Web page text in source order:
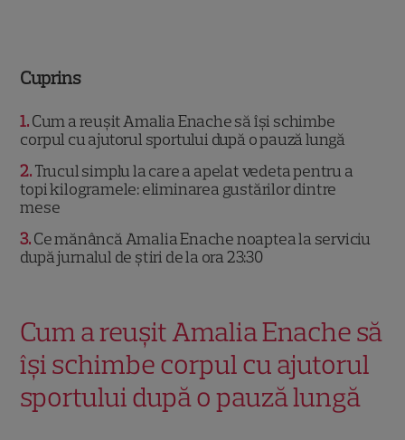
Cuprins
1 Cum a reușit Amalia Enache să își schimbe
corpul cu ajutorul sportului după o pauză lungă
2 Trucul simplu la care a apelat vedeta pentru a
topi kilogramele: eliminarea gustărilor dintre
mese
3 Ce mănâncă Amalia Enache noaptea la serviciu
după jurnalul de știri de la ora 23:30
Cum a reușit Amalia Enache să
își schimbe corpul cu ajutorul
sportului după o pauză lungă